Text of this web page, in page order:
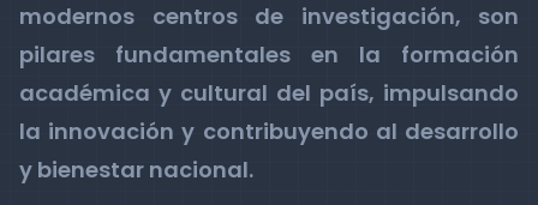
modernos centros de investigación, son
pilares fundamentales en la formación
académica y cultural del país, impulsando
la innovación y contribuyendo al desarrollo
y bienestar nacional.